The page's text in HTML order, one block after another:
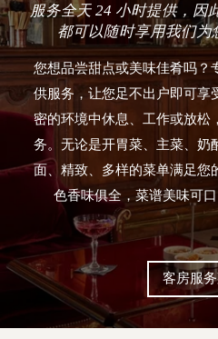
服务全天 24 小时提供，因
都可以随时享用我们为
您想品尝甜点或美味佳肴吗？
供服务，让您足不出户即可享
密的环境中休息、工作或放松
务。无论是开胃菜、主菜、奶
面、精致、多样的菜单满足您
色香味俱全，菜谱美味可
客房服